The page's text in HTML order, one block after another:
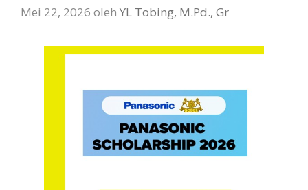
Mei 22, 2026 oleh YL Tobing, M.Pd., Gr